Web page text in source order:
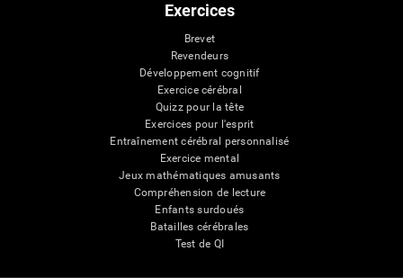
Exercices
Brevet
Revendeurs
Développement cognitif
Exercice cérébral
Quizz pour la tête
Exercices pour l'esprit
Entraînement cérébral personnalisé
Exercice mental
Jeux mathématiques amusants
Compréhension de lecture
Enfants surdoués
Batailles cérébrales
Test de QI